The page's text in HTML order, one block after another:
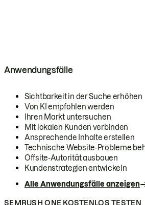
Anwendungsfälle
Sichtbarkeit in der Suche erhöhen
Von KI empfohlen werden
Ihren Markt untersuchen
Mit lokalen Kunden verbinden
Ansprechende Inhalte erstellen
Technische Website-Probleme
Offsite-Autorität ausbauen
Kundenstrategien entwickeln
Alle Anwendungsfälle anzeigen
SEMRUSH ONE KOSTENLOS TESTEN